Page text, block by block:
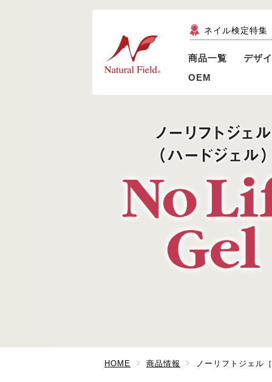
ネイル検定特集
商品一覧
デザ
OEM
ノーリフトジェル
（ハードジェル）
HOME 商品情報 ノーリフトジェル